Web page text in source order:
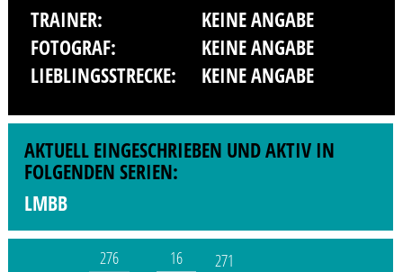
TRAINER:
KEINE ANGABE
FOTOGRAF:
KEINE ANGABE
LIEBLINGSSTRECKE:
KEINE ANGABE
AKTUELL EINGESCHRIEBEN UND AKTIV IN
FOLGENDEN SERIEN:
LMBB
276 16 271